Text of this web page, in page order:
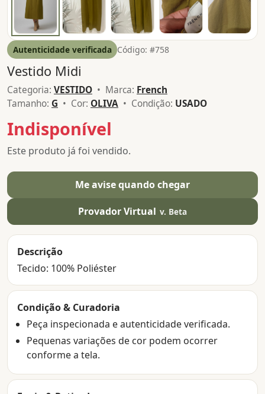
Autenticidade verificada Código: #758
Vestido Midi
Categoria: VESTIDO • Marca: French
Tamanho: G • Cor: OLIVA • Condição: USADO
Indisponível
Este produto já foi vendido.
Me avise quando chegar
Provador Virtual v. Beta
Descrição
Tecido: 100% Poliéster
Condição & Curadoria
Peça inspecionada e autenticidade verificada.
Pequenas variações de cor podem ocorrer
conforme a tela.